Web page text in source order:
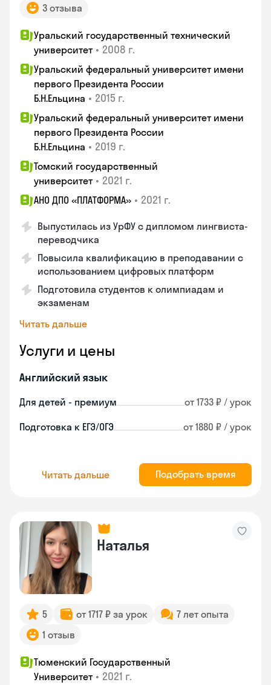
3 отзыва
Уральский государственный технический
университет • 2008 г.
Уральский федеральный университет имени
первого Президента России
Б.Н.Ельцина • 2015 г.
Уральский федеральный университет имени
первого Президента России
Б.Н.Ельцина • 2019 г.
Томский государственный
университет • 2021 г.
АНО ДПО «ПЛАТФОРМА» • 2021 г.
Выпустилась из УрФУ с дипломом лингвиста-
переводчика
Повысила квалификацию в преподавании с
использованием цифровых платформ
Подготовила студентов к олимпиадам и
экзаменам
Читать дальше
Услуги и цены
Английский язык
Для детей - премиум от 1733 ₽ / урок
Подготовка к ЕГЭ/ОГЭ от 1880 ₽ / урок
Читать дальше Подобрать время
Наталья
5 от 1717 ₽ за урок
7 лет опыта
1 отзыв
Тюменский Государственный
Университет • 2021 г.